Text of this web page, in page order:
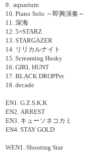
9. aquarium
10. Piano Solo ～即興演奏～
11. 深海
12. 5×STARZ
13. STARGAZER
14. リリカルナイト
15. Screaming Husky
16. GIRL HUNT
17. BLACK DROPPer
18. decade
EN1. G.Z.S.K.K
EN2. ARREST
EN3. キューソネコカミ
EN4. STAY GOLD
WEN1. Shooting Star